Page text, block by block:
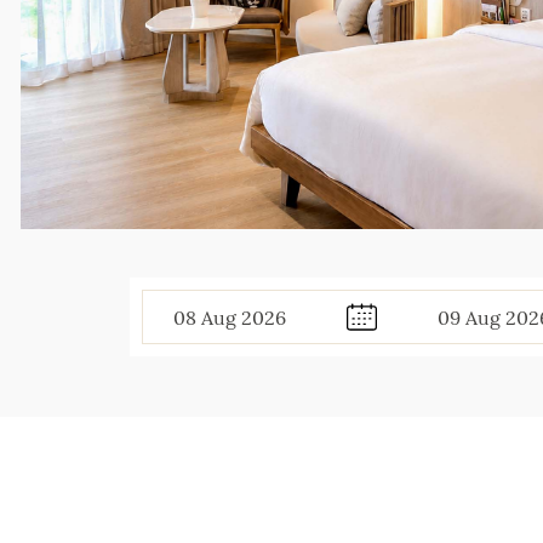
08 Aug 2026 09 Aug